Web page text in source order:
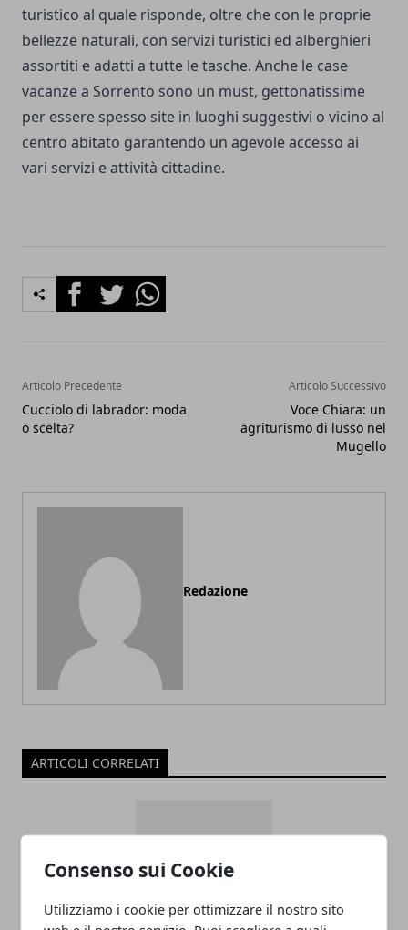
Consenso sui Cookie
Utilizziamo i cookie per ottimizzare il nostro sito
turistico al quale risponde, oltre che con le proprie
bellezze naturali, con servizi turistici ed alberghieri
assortiti e adatti a tutte le tasche. Anche le case
vacanze a Sorrento sono un must, gettonatissime
per essere spesso site in luoghi suggestivi o vicino al
centro abitato garantendo un agevole accesso ai
vari servizi e attività cittadine.
FacebookTwitterWhatsapp
Articolo Precedente
Cucciolo di labrador: moda
o scelta?
Articolo Successivo
Voce Chiara: un
agriturismo di lusso nel
Mugello
Redazione
ARTICOLI CORRELATI